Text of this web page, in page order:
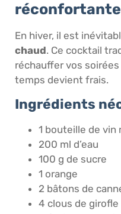
réconfortante
En hiver, il est
chaud. Ce cocktail
réchauffer vos
temps devient frais.
Ingrédients
1 bouteille de vin
200 ml d’eau
100 g de sucre
1 orange
2 bâtons de
4 clous de girofle